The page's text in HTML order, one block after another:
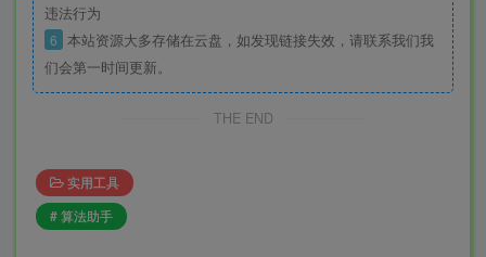
违法行为
6 本站资源大多存储在云盘，如发现链接失效，请联系我们我
们会第一时间更新。
THE END
实用工具
# 算法助手